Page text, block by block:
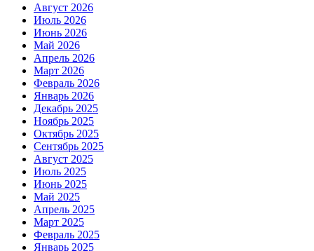
Август 2026
Июль 2026
Июнь 2026
Май 2026
Апрель 2026
Март 2026
Февраль 2026
Январь 2026
Декабрь 2025
Ноябрь 2025
Октябрь 2025
Сентябрь 2025
Август 2025
Июль 2025
Июнь 2025
Май 2025
Апрель 2025
Март 2025
Февраль 2025
Январь 2025